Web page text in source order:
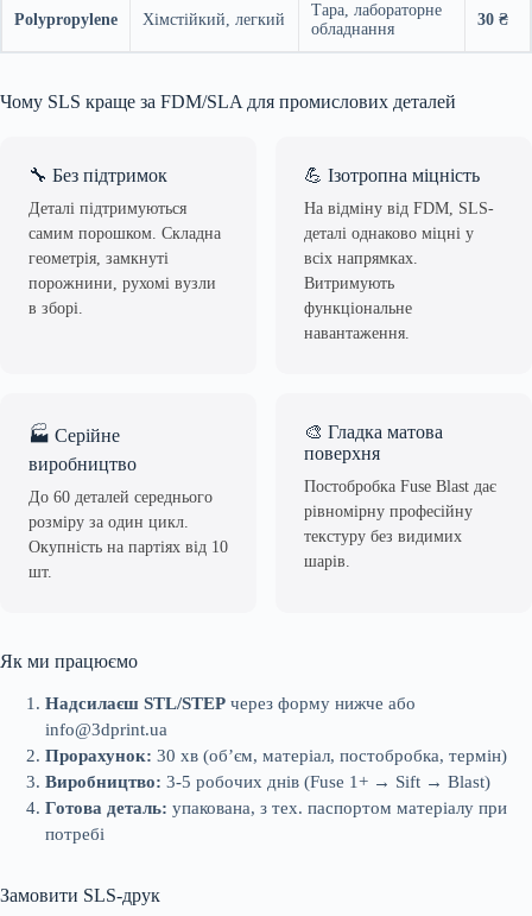
Polypropylene Хімстійкий, легкий
Тара, лабораторне
обладнання
30 ₴
Чому SLS краще за FDM/SLA для промислових деталей
🔧 Без підтримок
Деталі підтримуються
самим порошком. Складна
геометрія, замкнуті
порожнини, рухомі вузли
в зборі.
💪 Ізотропна міцність
На відміну від FDM, SLS-
деталі однаково міцні у
всіх напрямках.
Витримують
функціональне
навантаження.
🏭 Серійне
виробництво
До 60 деталей середнього
розміру за один цикл.
Окупність на партіях від 10
шт.
🎨 Гладка матова
поверхня
Постобробка Fuse Blast дає
рівномірну професійну
текстуру без видимих
шарів.
Як ми працюємо
Надсилаєш STL/STEPчерез форму нижче або
info@3dprint.ua
Прорахунок: 30 хв (об’єм, матеріал, постобробка, термін)
Виробництво: 3-5 робочих днів (Fuse 1+ → Sift → Blast)
Готова деталь: упакована, з тех. паспортом матеріалу при
потребі
Замовити SLS-друк